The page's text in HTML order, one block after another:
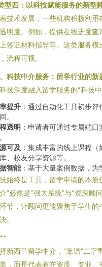
型四：以科技赋能服务的新型
技术发展，一些机构积极利
明度。例如，提供在线进度
签证材料指导等。这类服务
流程可视。
科技中介服务：留学行业的新
技深度融入留学服务的“科技
提升 ：通过自动化工具初步
。
透明 ：申请者可通过专属端
可及 ：集成丰富的线上课程
、校友分享资源等。
智能：基于大量案例数据，
始终是工具，留学申请的本
”必然是“强大系统”与“资深顾
节，让顾问更能聚焦于学生
。
新西兰留学中介，“靠谱”二字
，而是代表着在资质、专业